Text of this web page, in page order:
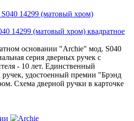
14299 (матовый хром) квадратное
основании "Archie" мод. S040
серия дверных ручек с
- 10 лет. Единственный
ручек, удостоенный премии "Брэнд
Схема дверной ручки в карточке